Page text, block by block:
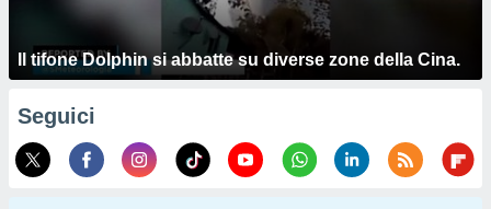
Il tifone Dolphin si abbatte su diverse zone della Cina.
Seguici